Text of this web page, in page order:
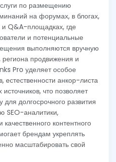
по размещению
на форумах, в блогах,
и Q&A-площадках, где
и потенциальные
выполняются вручную
региона продвижения и
Pro уделяет особое
естественности анкор-листа
что позволяет
долгосрочного развития
SEO-аналитики,
контентного
брендам укреплять
масштабировать свой